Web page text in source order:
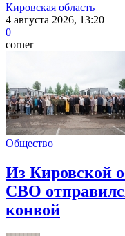
Кировская область
4 августа 2026, 13:20
0
corner
Общество
Из Кировской
СВО
конвой